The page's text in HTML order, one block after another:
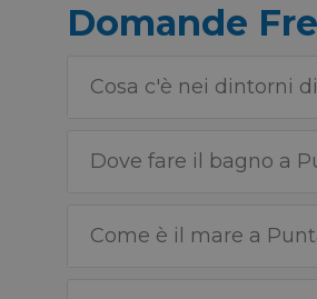
Domande
Cosa c'è nei dintorni
Dove fare il bagno a
Come è il mare a